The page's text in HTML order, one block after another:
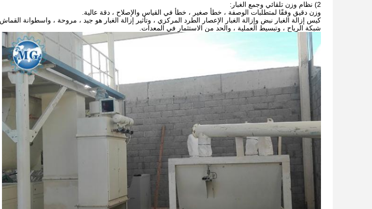
2) نظام وزن تلقائي وجمع الغبار:
وزن دقيق وفقًا لمتطلبات الوصفة ، خطأ صغير ، خطأ في القياس والإصلاح ، دقة عالية.
كيس إزالة الغبار نبض وإزالة الغبار الإعصار الطرد المركزي ، وتأثير إزالة الغبار هو جيد ، مروحة ، واسطوانة
شبكة الرياح ، وتبسيط العملية ، والحد من الاستثمار في المعدات.